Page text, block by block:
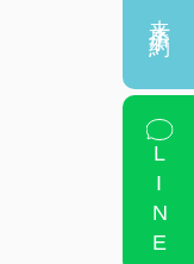
LINE